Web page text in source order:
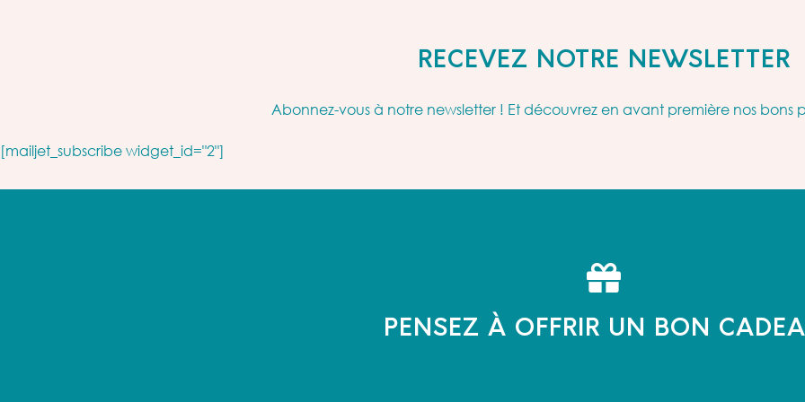
RECEVEZ NOTRE NEWSLETTER
Abonnez-vous à notre newsletter ! Et découvrez en avant première nos bons
[mailjet_subscribe widget_id="2"]
PENSEZ À OFFRIR UN BON